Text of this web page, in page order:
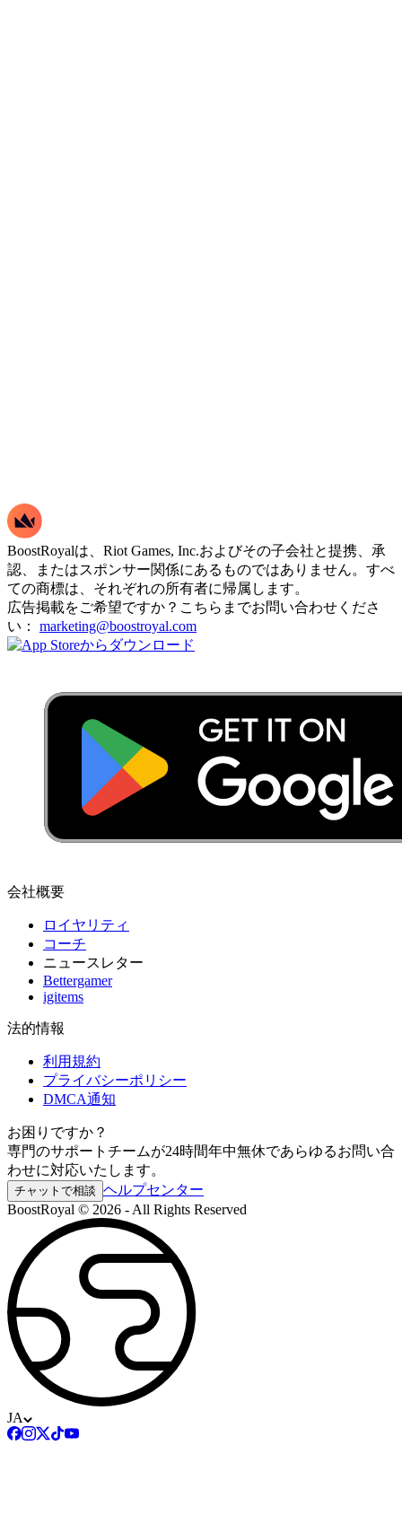
BoostRoyalは、Riot Games, Inc.およびその子会社と提携、承
認、またはスポンサー関係にあるものではありません。すべ
ての商標は、それぞれの所有者に帰属します。
広告掲載をご希望ですか？こちらまでお問い合わせくださ
い： marketing@boostroyal.com
会社概要
ロイヤリティ
コーチ
ニュースレター
Bettergamer
igitems
法的情報
利用規約
プライバシーポリシー
DMCA通知
お困りですか？
専門のサポートチームが24時間年中無休であらゆるお問い合
わせに対応いたします。
チャットで相談 ヘルプセンター
BoostRoyal © 2026 - All Rights Reserved
JA